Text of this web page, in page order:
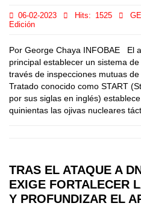
06-02-2023 Hits: 1525
Edición
Por George Chaya INFOBAE El
principal establecer un sistema
través de inspecciones mutuas
Tratado conocido como START
por sus siglas en inglés)
quinientas las ojivas nucleares
TRAS EL ATAQUE A
EXIGE FORTALECER
Y PROFUNDIZAR EL